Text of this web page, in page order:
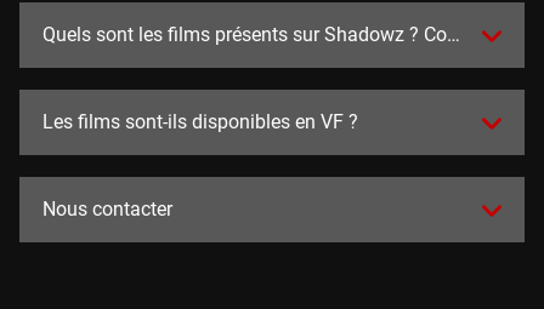
Quels sont les films présents sur Shadowz ? Combien y en
Les films sont-ils disponibles en VF ?
Nous contacter